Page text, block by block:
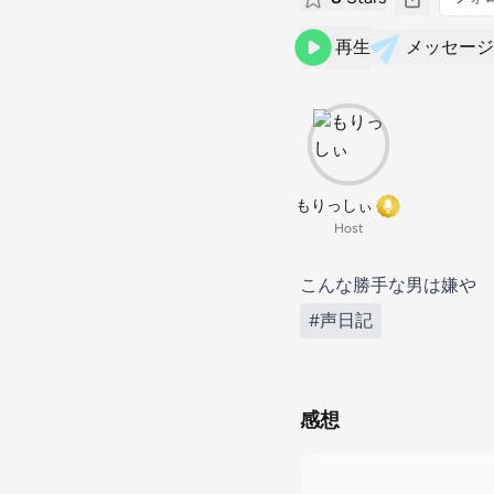
再生 メッセー
もりっしぃ
Host
こんな勝手な男は嫌や
#声日記
感想